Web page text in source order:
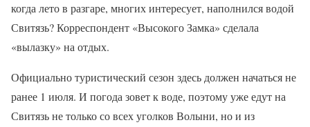
когда лето в разгаре, многих интересует, наполнился водой
Свитязь? Корреспондент «Высокого Замка» сделала
«вылазку» на отдых.
Официально туристический сезон здесь должен начаться не
ранее 1 июля. И погода зовет к воде, поэтому уже едут на
Свитязь не только со всех уголков Волыни, но и из